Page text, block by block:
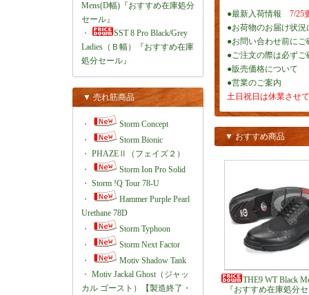
Mens(D幅)『おすすめ在庫処分
セール』
・
SST 8 Pro Black/Grey
Ladies（Ｂ幅）『おすすめ在庫
処分セール』
▼ 売れ筋商品
・
Storm Concept
・
Storm Bionic
・ PHAZEⅡ（フェイズ２）
・
Storm Ion Pro Solid
・ Storm !Q Tour 78-U
・
Hammer Purple Pearl
Urethane 78D
・
Storm Typhoon
・
Storm Next Factor
・
Motiv Shadow Tank
・ Motiv Jackal Ghost（ジャッ
カル ゴースト）【製造終了・
●最新入荷情報 7/25
●お荷物のお届け状況
●お問い合わせ前にご
●ご注文の際は必ずご
●販売価格について
●営業のご案内
土日祝日は休業させ
▼ おすすめ商品
THE9 WT Black
『おすすめ在庫処分